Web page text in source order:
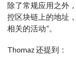
除了常规应用之外
控区块链上的地址
相关的活动”。
Thomaz 还提到：